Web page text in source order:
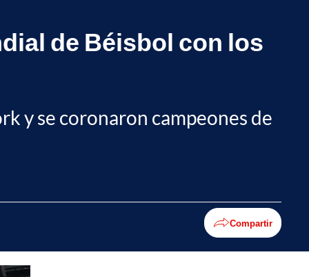
de Béisbol con los
y se coronaron campeones de
Compartir